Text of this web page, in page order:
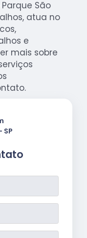
São
atua no
e
mais sobre
SP